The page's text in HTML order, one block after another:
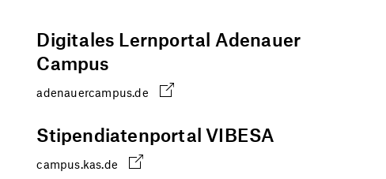
Digitales Lernportal Adenauer
Campus
adenauercampus.de
Stipendiatenportal VIBESA
campus.kas.de